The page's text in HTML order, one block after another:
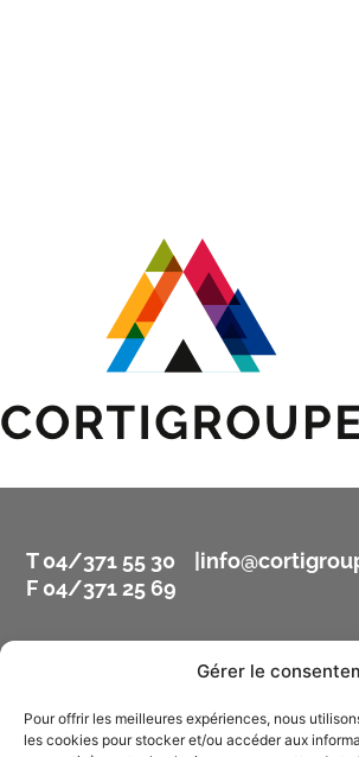
Gérer le
Pour offrir les meilleures expériences, nous
les cookies pour stocker et/ou accéder aux
T 04/371 55 30 |
F 04/371 25 69
Siège social Cortigroupe – Rue Bellaire, 13
© Cortigroupe – Mentions légales RGPD